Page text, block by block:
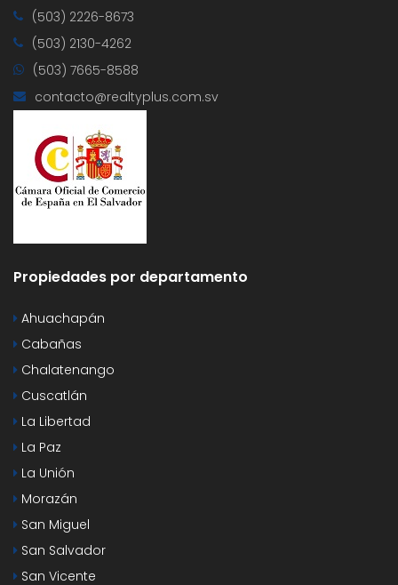
(503) 2226-8673
(503) 2130-4262
(503) 7665-8588
contacto@realtyplus.com.sv
Propiedades por departamento
Ahuachapán
Cabañas
Chalatenango
Cuscatlán
La Libertad
La Paz
La Unión
Morazán
San Miguel
San Salvador
San Vicente